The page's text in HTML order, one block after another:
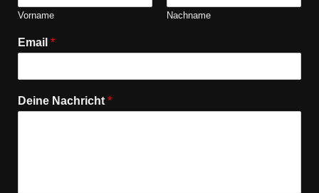
Vorname Nachname
Email *
Deine Nachricht *